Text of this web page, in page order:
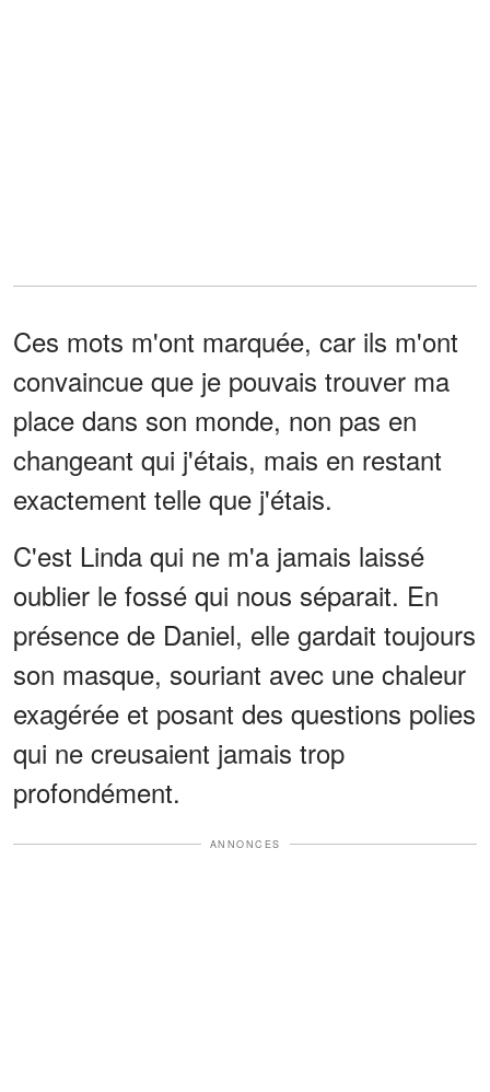
Ces mots m'ont marquée, car ils m'ont
convaincue que je pouvais trouver ma
place dans son monde, non pas en
changeant qui j'étais, mais en restant
exactement telle que j'étais.
C'est Linda qui ne m'a jamais laissé
oublier le fossé qui nous séparait. En
présence de Daniel, elle gardait toujours
son masque, souriant avec une chaleur
exagérée et posant des questions polies
qui ne creusaient jamais trop
profondément.
ANNONCES